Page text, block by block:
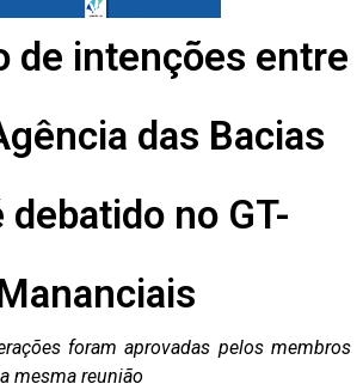
de intenções entre
das Bacias
debatido no GT-
foram aprovadas pelos membros
mesma reunião